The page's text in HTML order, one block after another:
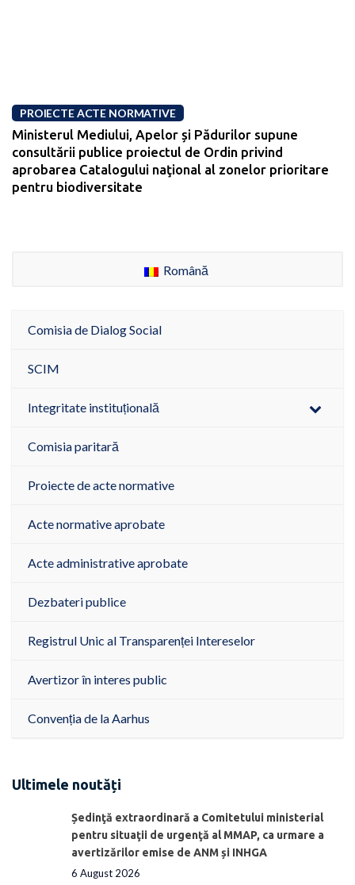
PROIECTE ACTE NORMATIVE
Ministerul Mediului, Apelor și Pădurilor supune
consultării publice proiectul de Ordin privind
aprobarea Catalogului naţional al zonelor prioritare
pentru biodiversitate
Română
Comisia de Dialog Social
SCIM
Integritate instituțională
Comisia paritară
Proiecte de acte normative
Acte normative aprobate
Acte administrative aprobate
Dezbateri publice
Registrul Unic al Transparenței Intereselor
Avertizor în interes public
Convenția de la Aarhus
Ultimele noutăți
Ședinţă extraordinară a Comitetului ministerial
pentru situaţii de urgenţă al MMAP, ca urmare a
avertizărilor emise de ANM și INHGA
6 August 2026